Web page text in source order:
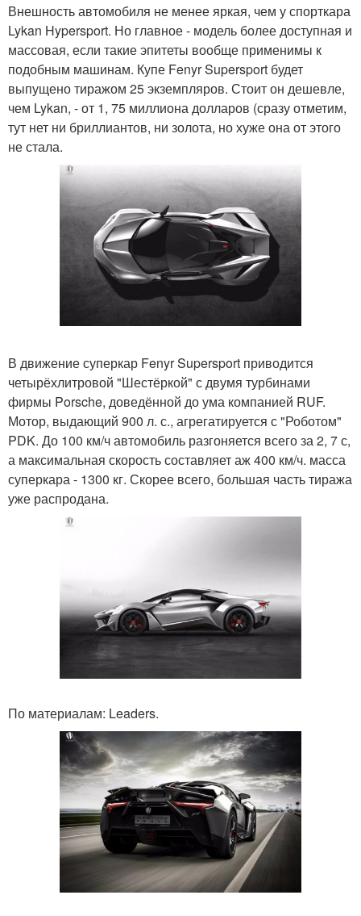
Внешность автомобиля не менее яркая, чем у спорткара
Lykan Hypersport. Но главное - модель более доступная и
массовая, если такие эпитеты вообще применимы к
подобным машинам. Купе Fenyr Supersport будет
выпущено тиражом 25 экземпляров. Стоит он дешевле,
чем Lykan, - от 1, 75 миллиона долларов (сразу отметим,
тут нет ни бриллиантов, ни золота, но хуже она от этого
не стала.
В движение суперкар Fenyr Supersport приводится
четырёхлитровой "Шестёркой" с двумя турбинами
фирмы Porsche, доведённой до ума компанией RUF.
Мотор, выдающий 900 л. с., агрегатируется с "Роботом"
PDK. До 100 км/ч автомобиль разгоняется всего за 2, 7 с,
а максимальная скорость составляет аж 400 км/ч. масса
суперкара - 1300 кг. Скорее всего, большая часть тиража
уже распродана.
По материалам: Leaders.